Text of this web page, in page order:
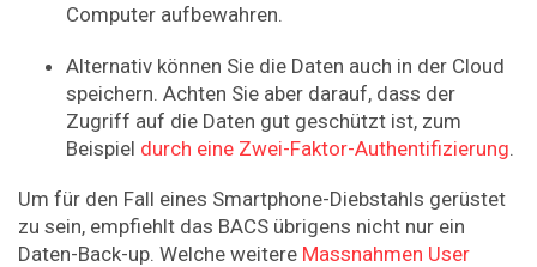
Computer aufbewahren.
Alternativ können Sie die Daten auch in der Cloud
speichern. Achten Sie aber darauf, dass der
Zugriff auf die Daten gut geschützt ist, zum
Beispiel durch eine Zwei-Faktor-Authentifizierung.
Um für den Fall eines Smartphone-Diebstahls gerüstet
zu sein, empfiehlt das BACS übrigens nicht nur ein
Daten-Back-up. Welche weitere Massnahmen User